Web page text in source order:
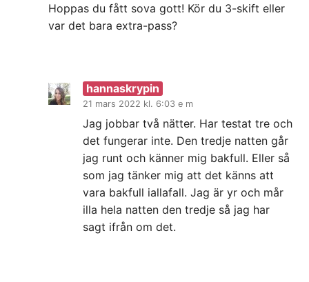
Hoppas du fått sova gott! Kör du 3-skift eller
var det bara extra-pass?
hannaskrypin
21 mars 2022 kl. 6:03 e m
Jag jobbar två nätter. Har testat tre och
det fungerar inte. Den tredje natten går
jag runt och känner mig bakfull. Eller så
som jag tänker mig att det känns att
vara bakfull iallafall. Jag är yr och mår
illa hela natten den tredje så jag har
sagt ifrån om det.